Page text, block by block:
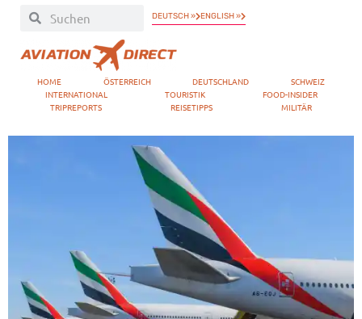
DEUTSCH » ENGLISH »
HOME ÖSTERREICH DEUTSCHLAND
SCHWEIZ
INTERNATIONAL
TOURISTIK
FOOD-INSIDER
TRIPREPORTS
REISETIPPS MILITÄR